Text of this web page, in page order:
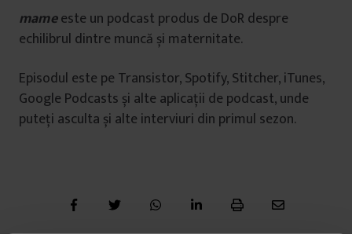
mameeste un podcast produs de DoR despre
echilibrul dintre muncă și maternitate.
Episodul este pe Transistor, Spotify, Stitcher, iTunes,
Google Podcasts și alte aplicații de podcast, unde
puteți asculta și alte interviuri din primul sezon.